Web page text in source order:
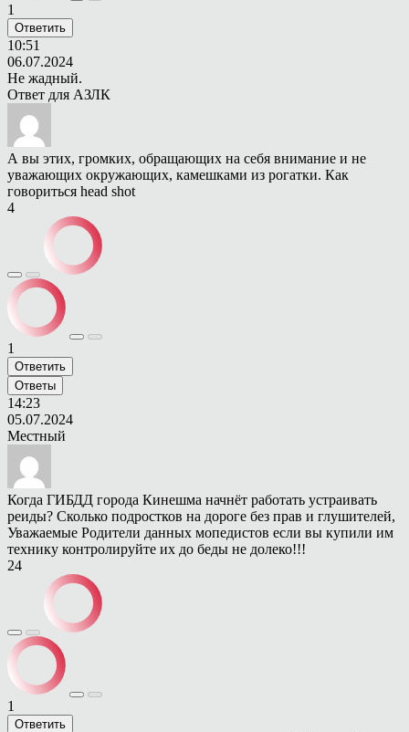
1
Ответить
10:51
06.07.2024
Не жадный.
Ответ для АЗЛК
А вы этих, громких, обращающих на себя внимание и не
уважающих окружающих, камешками из рогатки. Как
говориться head shot
4
1
Ответить
Ответы
14:23
05.07.2024
Местный
Когда ГИБДД города Кинешма начнёт работать устраивать
реиды? Сколько подростков на дороге без прав и глушителей,
Уважаемые Родители данных мопедистов если вы купили им
технику контролируйте их до беды не долеко!!!
24
1
Ответить